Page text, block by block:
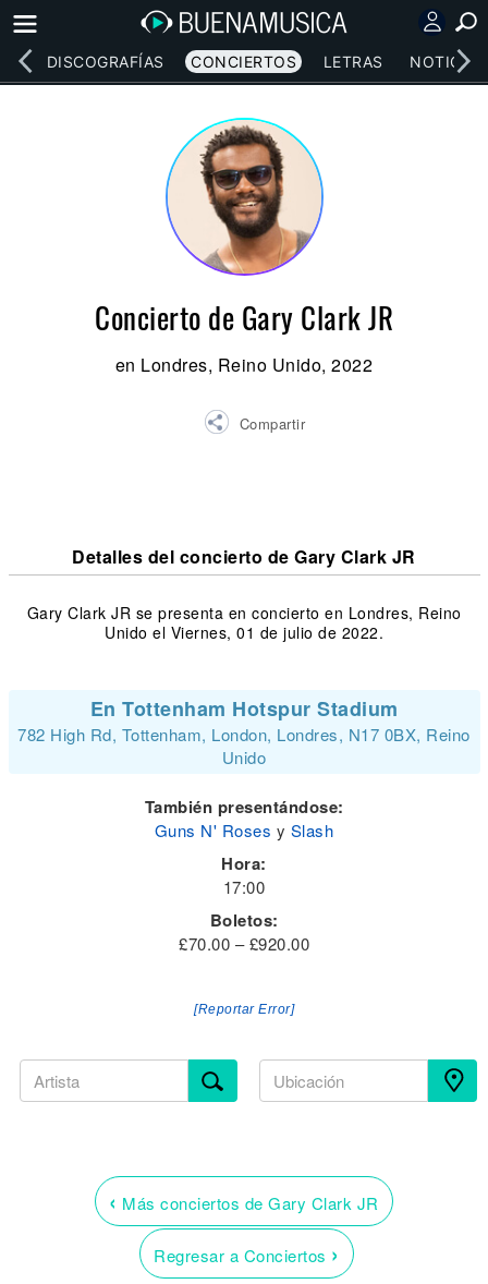
DISCOGRAFÍAS CONCIERTOS LETRAS NOTICIAS
Concierto de Gary Clark JR
en Londres, Reino Unido, 2022
Compartir
Detalles del concierto de Gary Clark JR
Gary Clark JR se presenta en concierto en Londres, Reino
Unido el Viernes, 01 de julio de 2022.
En Tottenham Hotspur Stadium
782 High Rd, Tottenham, London, Londres, N17 0BX, Reino
Unido
También presentándose:
Guns N' Roses y Slash
Hora:
17:00
Boletos:
£70.00 – £920.00
[Reportar Error]
‹ Más conciertos de Gary Clark JR
Regresar a Conciertos ›